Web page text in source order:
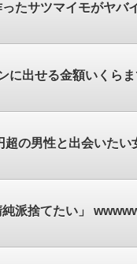
ったサツマイモがヤバ
に出せる金額いくら
超の男性と出会いた
純派捨てたい」